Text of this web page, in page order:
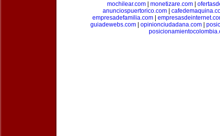
mochilear.com
monetizare.com
anunciospuertorico.com|
empresadefamilia.com
guiadewebs.com
opinionciudadana.com